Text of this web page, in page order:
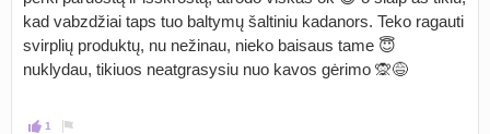
kad vabzdžiai taps tuo baltymų šaltiniu kadanors. Teko ragauti
svirplių produktų, nu nežinau, nieko baisaus tame 😇
nuklydau, tikiuos neatgrasysiu nuo kavos gėrimo 🙊😅
1